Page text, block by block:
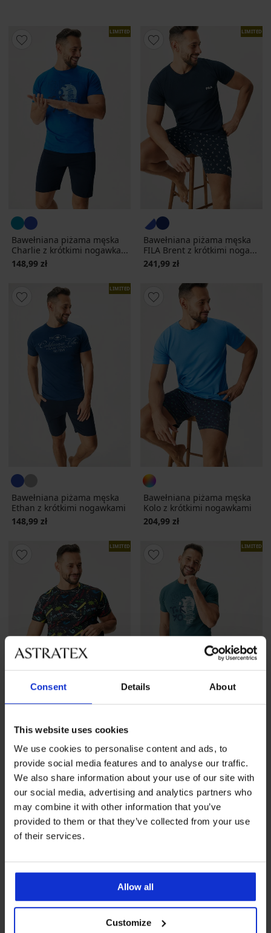
Consent Details About
This website uses cookies
We use cookies to personalise content and ads, to
provide social media features and to analyse our traffic.
We also share information about your use of our site with
our social media, advertising and analytics partners who
may combine it with other information that you’ve
provided to them or that they’ve collected from your use
of their services.
Allow all
Customize
LIMITED
Bawełniana piżama męska
Charlie z krótkimi nogawka...
148,99 zł
LIMITED
Bawełniana piżama męska
FILA Brent z krótkimi noga...
241,99 zł
LIMITED
Bawełniana piżama męska
Ethan z krótkimi nogawkami
148,99 zł
Bawełniana piżama męska
Kolo z krótkimi nogawkami
204,99 zł
LIMITED
Bawełniana męska piżama
Surf z krótkimi nogawkami
204,99 zł
LIMITED
Bawełniana piżama męska
Charlie z krótkimi nogawka...
148,99 zł
LIMITED